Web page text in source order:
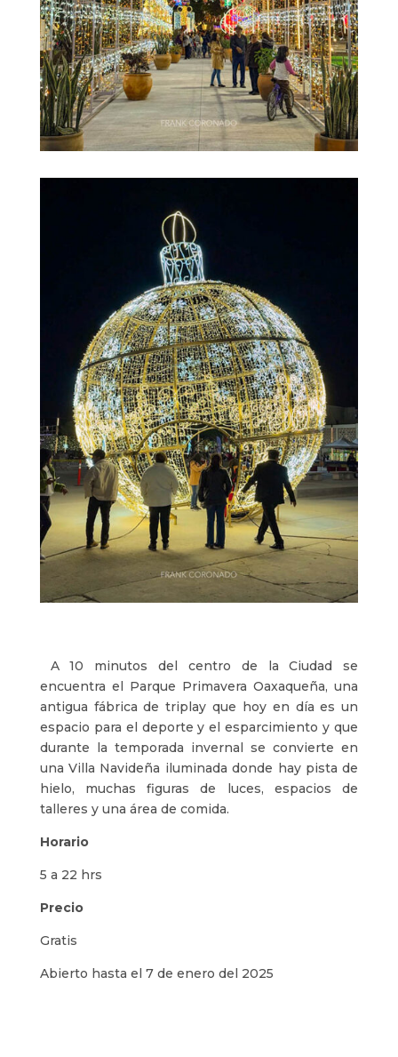
A 10 minutos del centro de la Ciudad se
encuentra el Parque Primavera Oaxaqueña, una
antigua fábrica de triplay que hoy en día es un
espacio para el deporte y el esparcimiento y que
durante la temporada invernal se convierte en
una Villa Navideña iluminada donde hay pista de
hielo, muchas figuras de luces, espacios de
talleres y una área de comida.
Horario
5 a 22 hrs
Precio
Gratis
Abierto hasta el 7 de enero del 2025